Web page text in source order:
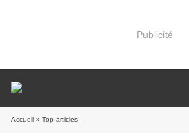
Publicité
Accueil » Top articles